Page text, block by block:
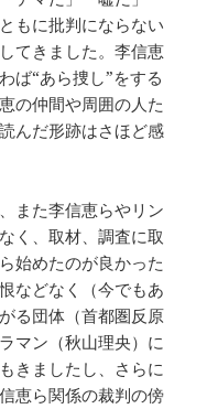
もに批判にならない
てきました。李信恵
ば“あら捜し”をする
の仲間や周囲の人た
んだ形跡はさほど感
また李信恵らやリン
く、取材、調査に取
始めたのが良かった
などなく（今でもあ
る団体（首都圏反原
マン（秋山理央）に
きましたし、さらに
恵ら関係の裁判の傍